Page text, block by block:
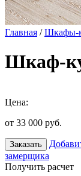
Главная /Шкафы-
Шкаф-
Цена:
от 33 000 руб.
Заказать
замерщика
Получить расчет